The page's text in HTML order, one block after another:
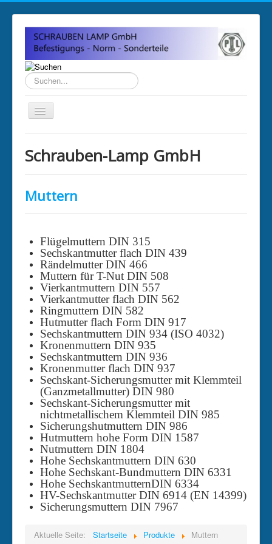
Suchen...
Über uns
Anfahrt und Öffnungszeiten
Schrauben-Lamp GmbH
Muttern
Flügelmuttern DIN 315
Sechskantmutter flach DIN 439
Rändelmutter DIN 466
Muttern für T-Nut DIN 508
Vierkantmuttern DIN 557
Vierkantmutter flach DIN 562
Ringmuttern DIN 582
Hutmutter flach Form DIN 917
Sechskantmuttern DIN 934 (ISO 4032)
Kronenmuttern DIN 935
Sechskantmuttern DIN 936
Kronenmutter flach DIN 937
Sechskant-Sicherungsmutter mit Klemmteil
(Ganzmetallmutter) DIN 980
Sechskant-Sicherungsmutter mit
nichtmetallischem Klemmteil DIN 985
Sicherungshutmuttern DIN 986
Hutmuttern hohe Form DIN 1587
Nutmuttern DIN 1804
Hohe Sechskantmuttern DIN 630
Hohe Sechskant-Bundmuttern DIN 6331
Hohe SechskantmutternDIN 6334
HV-Sechskantmutter DIN 6914 (EN 14399)
Sicherungsmuttern DIN 7967
Aktuelle Seite: Startseite Produkte Muttern